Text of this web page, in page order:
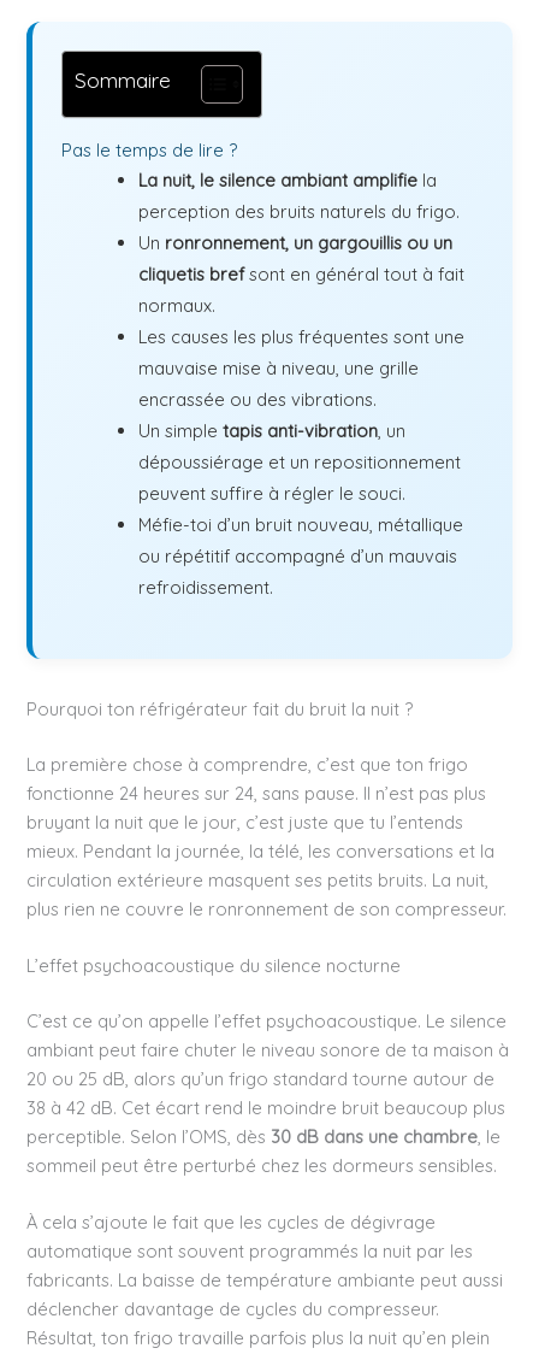
Sommaire
Pas le temps de lire ?
La nuit, le silence ambiant amplifie la
perception des bruits naturels du frigo.
Un ronronnement, un gargouillis ou un
cliquetis brefsont en général tout à fait
normaux.
Les causes les plus fréquentes sont une
mauvaise mise à niveau, une grille
encrassée ou des vibrations.
Un simpletapis anti-vibration, un
dépoussiérage et un repositionnement
peuvent suffire à régler le souci.
Méfie-toi d’un bruit nouveau, métallique
ou répétitif accompagné d’un mauvais
refroidissement.
Pourquoi ton réfrigérateur fait du bruit la nuit ?
La première chose à comprendre, c’est que ton frigo
fonctionne 24 heures sur 24, sans pause. Il n’est pas plus
bruyant la nuit que le jour, c’est juste que tu l’entends
mieux. Pendant la journée, la télé, les conversations et la
circulation extérieure masquent ses petits bruits. La nuit,
plus rien ne couvre le ronronnement de son compresseur.
L’effet psychoacoustique du silence nocturne
C’est ce qu’on appelle l’effet psychoacoustique. Le silence
ambiant peut faire chuter le niveau sonore de ta maison à
20 ou 25 dB, alors qu’un frigo standard tourne autour de
38 à 42 dB. Cet écart rend le moindre bruit beaucoup plus
perceptible. Selon l’OMS, dès 30 dB dans une chambre, le
sommeil peut être perturbé chez les dormeurs sensibles.
À cela s’ajoute le fait que les cycles de dégivrage
automatique sont souvent programmés la nuit par les
fabricants. La baisse de température ambiante peut aussi
déclencher davantage de cycles du compresseur.
Résultat, ton frigo travaille parfois plus la nuit qu’en plein